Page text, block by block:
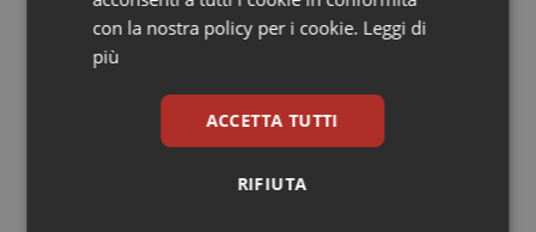
Vaccini
12 Ottobre 2015
© Riproduzione riservata
con la nostra policy per i cookie. Leggi di
più
ACCETTA TUTTI
RIFIUTA